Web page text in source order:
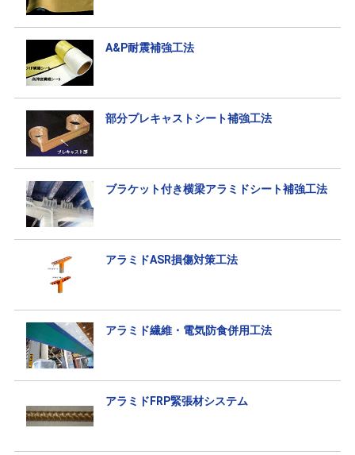
A&P耐震補強工法
部分プレキャストシート補強工法
ブラケット付き横梁アラミドシート補強工法
アラミドASR損傷対策工法
アラミド繊維・電気防食併用工法
アラミドFRP緊張材システム